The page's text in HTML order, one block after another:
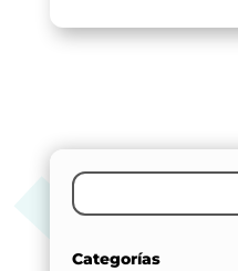
Categorías